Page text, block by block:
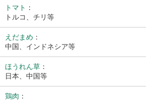
トマト ：
トルコ、チリ等
えだまめ ：
中国、インドネシア等
ほうれん草 ：
日本、中国等
鶏肉 ：